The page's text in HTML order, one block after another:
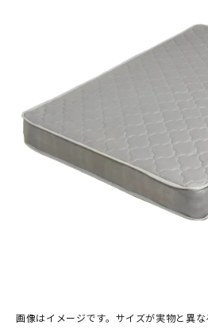
画像はイメージです。サイズが実物と異な